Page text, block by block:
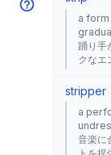
a
踊り手
クなエ
stripper
a
音楽に